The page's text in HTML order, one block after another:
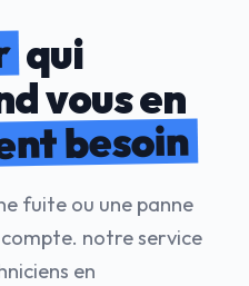
qui
vous en
besoin
fuite ou une panne
notre service
en